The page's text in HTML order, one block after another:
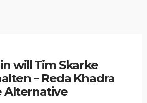
will Tim Skarke
– Reda Khadra
Alternative